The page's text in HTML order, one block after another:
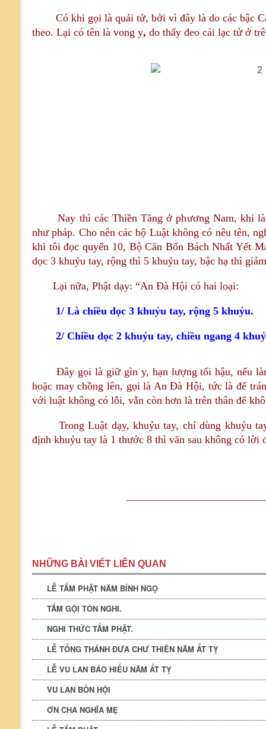
Có khi gọi là quải tử, bởi vì đây là do các bậc
theo. Lại có tên là vong y, do thấy đeo cái lạc tử ở
Nay thì các Thiền Tăng ở phương Nam, khi
như pháp. Cho nên các bộ Luật không có nêu tên,
khi tôi đọc quyển 10, Bộ Căn Bổn Bách Nhất Yết
dọc 3 khuỷu tay, rộng thì 5 khuỷu tay, bậc hạ thì
Lại nữa, Phật dạy: “An Đà Hội có hai loại:
1/ Là chiều dọc 3 khuỷu tay, rộng 5 khuỷu.
2/ Chiều dọc 2 khuỷu tay, chiều ngang 4
Đây gọi là giữ gìn y, hạn lượng tối hậu, nếu
hoặc may chồng lên, gọi là An Đà Hội, tức là để
với luật không có lỗi, vẫn còn hơn là trên thân để
Trong Luật dạy, khuỷu tay, chỉ dùng khuỷu
định khuỷu tay là 1 thước 8 thì văn sau không có lời
NHỮNG BÀI VIẾT LIÊN QUAN
LỄ TẮM PHẬT NĂM BÍNH NGỌ
TẮM GỘI TÔN NGHI.
NGHI THỨC TẮM PHẬT.
LỄ TỐNG THÁNH ĐƯA CHƯ THIÊN NĂM ẤT TỴ
LỄ VU LAN BÁO HIẾU NĂM ẤT TỴ
VU LAN BỒN HỘI
ƠN CHA NGHĨA MẸ